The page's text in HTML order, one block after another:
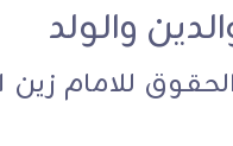
والولد
للامام زين